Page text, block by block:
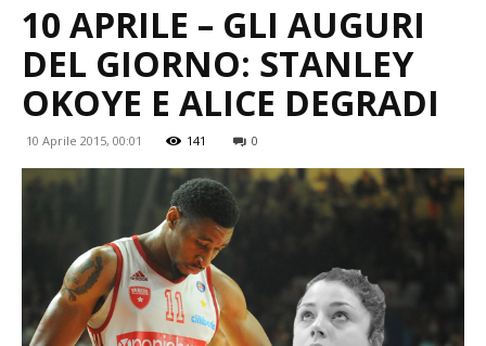
10 APRILE – GLI AUGURI
DEL GIORNO: STANLEY
OKOYE E ALICE DEGRADI
10 Aprile 2015, 00:01 141 0